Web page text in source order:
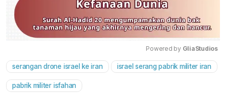
Mute
Powered by GliaStudios
serangan drone israel ke iran israel serang pabrik militer iran
pabrik militer isfahan